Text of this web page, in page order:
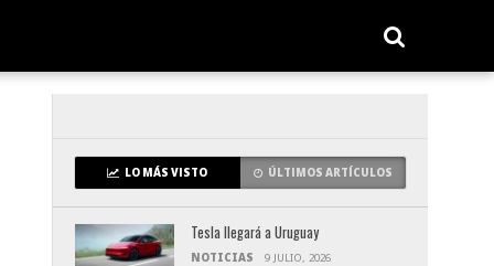
LO MÁS VISTO ÚLTIMOS ARTÍCULOS
Tesla llegará a Uruguay
NOTICIAS 9 JULIO, 2026